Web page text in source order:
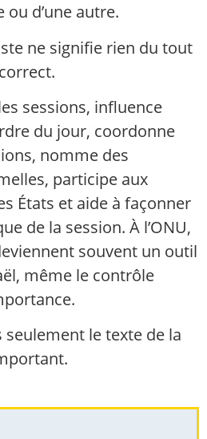
ou d’une autre.
ne signifie rien du tout
sessions, influence
du jour, coordonne
nomme des
participe aux
États et aide à façonner
de la session. À l’ONU,
souvent un outil
même le contrôle
seulement le texte de la